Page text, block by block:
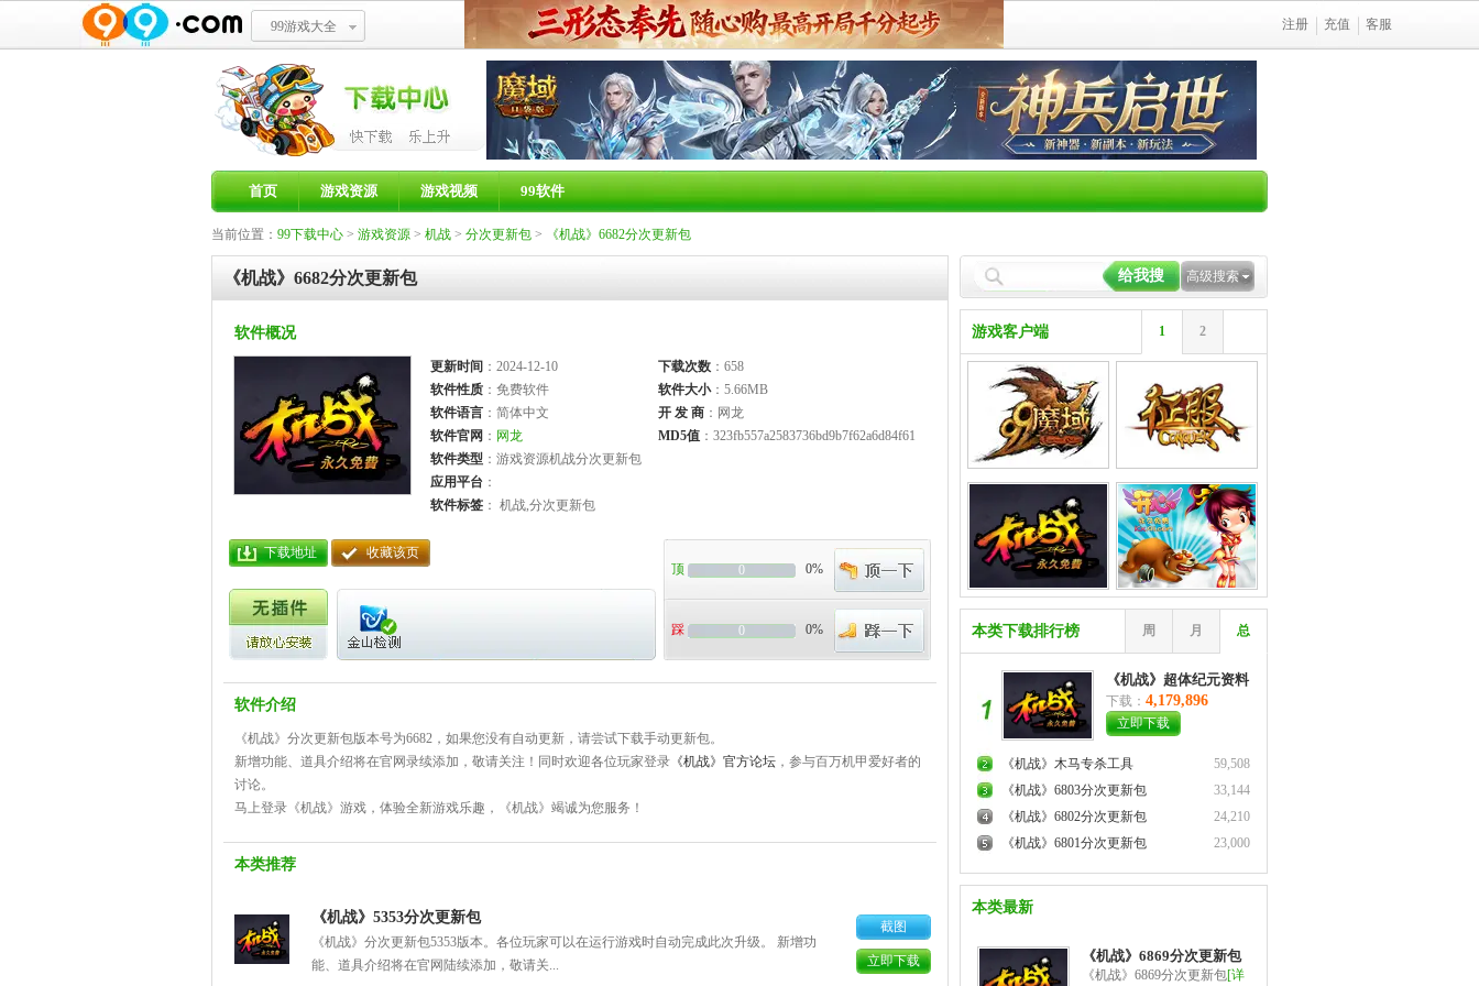
99游戏大全 注册 充值 客服
首页 游戏资源 游戏视频 99软件
当前位置： 99下载中心 > 游戏资源 > 机战 > 分次更新包 > 《机战》6682分次更新包
《机战》6682分次更新包
软件概况
更新时间 ：2024-12-10 下载次数 ：658
软件性质 ：免费软件 软件大小：5.66MB
软件语言 ：简体中文 开 发 商 ：网龙
软件官网 ： 网龙 MD5值 ：323fb557a2583736bd9b7f62a6d84f61
软件类型 ：游戏资源机战分次更新包
应用平台 ：
软件标签 ： 机战,分次更新包
下载地址
收藏该页
顶
0 0%
踩 0 0%
软件介绍
《机战》分次更新包版本号为6682，如果您没有自动更新，请尝试下载手动更新包。
新增功能、道具介绍将在官网录续添加，敬请关注！同时欢迎各位玩家登录 《机战》官方论坛 ，参与百万机甲爱好者的
讨论。
马上登录《机战》游戏，体验全新游戏乐趣，《机战》竭诚为您服务！
本类推荐
《机战》5353分次更新包
《机战》分次更新包5353版本。各位玩家可以在运行游戏时自动完成此次升级。 新增功
能、道具介绍将在官网陆续添加，敬请关...
截图
立即下载
高级搜索
游戏客户端 1 2
本类下载排行榜 总
月
周
《机战》超体纪元资料
片客户端
下载： 4,179,896
立即下载
《机战》木马专杀工具
59,508
《机战》6803分次更新包
33,144
《机战》6802分次更新包
24,210
《机战》6801分次更新包
23,000
本类最新
《机战》6869分次更新包
《机战》6869分次更新包[详